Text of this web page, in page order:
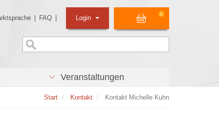
FAQ
0
Login
Veranstaltungen
Start Kontakt Kontakt Michelle Kuhn